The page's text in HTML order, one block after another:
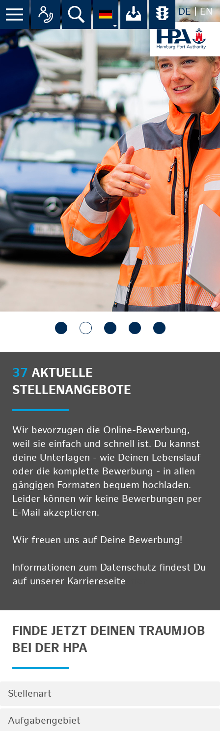
DE EN
Suche Ihr Download-
37 AKTUELLE
STELLENANGEBOTE
Wir bevorzugen die Online-Bewerbung,
weil sie einfach und schnell ist. Du kannst
deine Unterlagen - wie Deinen Lebenslauf
oder die komplette Bewerbung - in allen
gängigen Formaten bequem hochladen.
Leider können wir keine Bewerbungen per
E-Mail akzeptieren.
Wir freuen uns auf Deine Bewerbung!
Informationen zum Datenschutz findest Du
auf unserer Karriereseite
FINDE JETZT DEINEN TRAUMJOB
BEI DER HPA
Stellenart
Aufgabengebiet